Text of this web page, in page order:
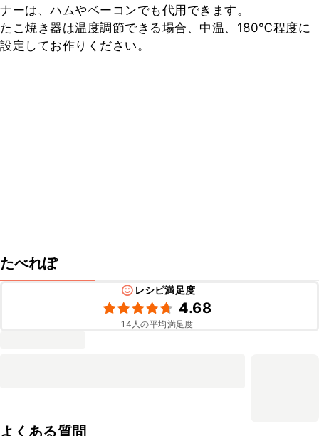
ナーは、ハムやベーコンでも代用できます。
たこ焼き器は温度調節できる場合、中温、180℃程度に
設定してお作りください。
たべれぽ
レシピ満足度
4.68
14 人の平均満足度
よくある質問